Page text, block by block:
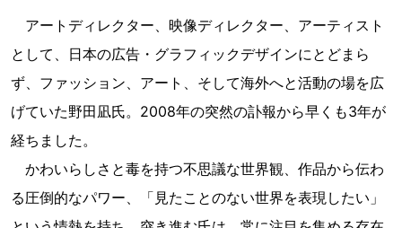
アートディレクター、映像ディレクター、アーティスト
として、日本の広告・グラフィックデザインにとどまら
ず、ファッション、アート、そして海外へと活動の場を広
げていた野田凪氏。2008年の突然の訃報から早くも3年が
経ちました。
かわいらしさと毒を持つ不思議な世界観、作品から伝わ
る圧倒的なパワー、「見たことのない世界を表現したい」